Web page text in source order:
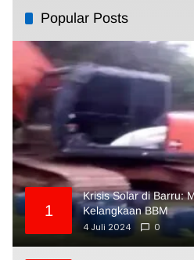
Popular Posts
1
Krisis Solar di Barru:
Kelangkaan BBM
4 Juli 2024
0